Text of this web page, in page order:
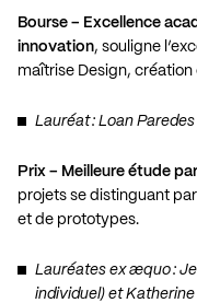
Bourse – Excellence
innovation, souligne
maîtrise Design, création
Lauréat : Loan Paredes
Prix – Meilleure étude
projets se distinguant
et de prototypes.
Lauréates ex æquo :
individuel) et